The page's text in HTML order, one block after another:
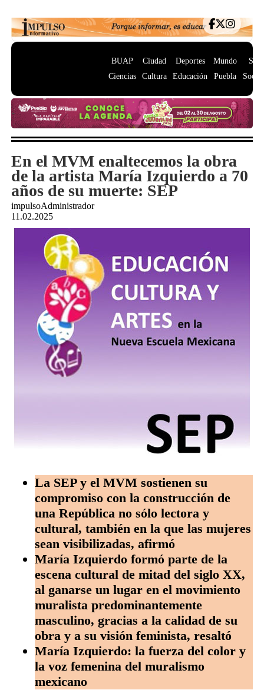
BUAP
Ciencias
Ciudad
Cultura
Deportes
Educación
Mundo
Puebla
En el MVM enaltecemos la obra
de la artista María Izquierdo a 70
años de su muerte: SEP
impulsoAdministrador
11.02.2025
La SEP y el MVM sostienen su
compromiso con la construcción de
una República no sólo lectora y
cultural, también en la que las mujeres
sean visibilizadas, afirmó
María Izquierdo formó parte de la
escena cultural de mitad del siglo XX,
al ganarse un lugar en el movimiento
muralista predominantemente
masculino, gracias a la calidad de su
obra y a su visión feminista, resaltó
María Izquierdo: la fuerza del color y
la voz femenina del muralismo
mexicano